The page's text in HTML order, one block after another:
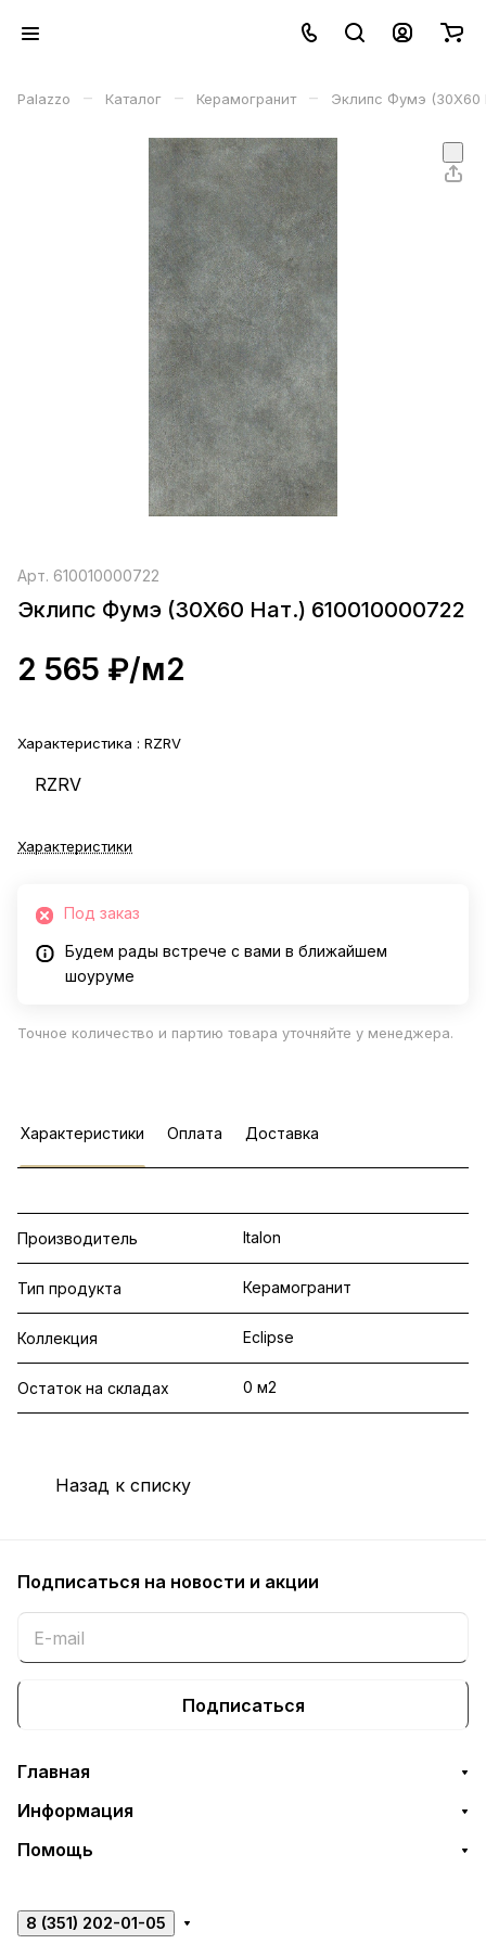
Palazzo – Каталог – Керамогранит – Эклипс Фумэ (30X60
Арт. 610010000722
Эклипс Фумэ (30X60 Нат.) 610010000722
2 565 ₽/м2
Характеристика : RZRV
RZRV
Характеристики
Под заказ
Будем рады встрече с вами в ближайшем
шоуруме
Точное количество и партию товара уточняйте у менеджера.
Характеристики Оплата Доставка
Производитель Italon
Тип продукта Керамогранит
Коллекция Eclipse
Остаток на складах 0 м2
Назад к списку
Подписаться на новости и акции
Подписаться
Главная
Информация
Помощь
8 (351) 202-01-05